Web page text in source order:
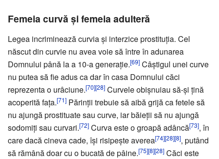
Femeia curvă și femeia adulteră
Legea incriminează curvia și interzice prostituția. Cel
născut din curvie nu avea voie să între în adunarea
Domnului până la a 10-a generație.[69] Câștigul unei curve
nu putea să fie adus ca dar în casa Domnului căci
reprezenta o urâciune.[70][28] Curvele obișnuiau să-și țină
acoperită fața.[71] Părinții trebuie să aibă grijă ca fetele să
nu ajungă prostituate sau curve, iar băieții să nu ajungă
sodomiți sau curvari.[72] Curva este o groapă adâncă[73], în
care dacă cineva cade, își risipește averea[74][28][8], putând
să rămână doar cu o bucată de pâine.[75][8][28] Căci este